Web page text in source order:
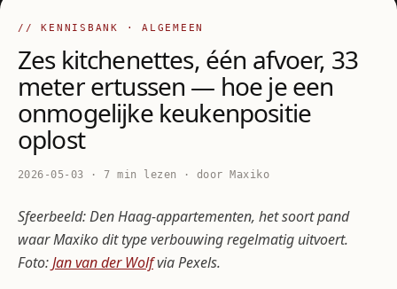
// KENNISBANK · ALGEMEEN
Zes kitchenettes, één afvoer, 33
meter ertussen — hoe je een
onmogelijke keukenpositie
oplost
2026-05-03 · 7 min lezen · door Maxiko
Sfeerbeeld: Den Haag-appartementen, het soort pand
waar Maxiko dit type verbouwing regelmatig uitvoert.
Foto:Jan van der Wolfvia Pexels.